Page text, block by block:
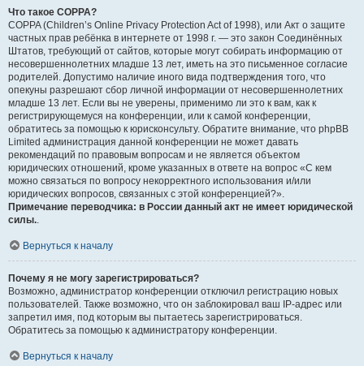
Что такое COPPA?
COPPA (Children’s Online Privacy Protection Act of 1998), или Акт о защите
частных прав ребёнка в интернете от 1998 г. — это закон Соединённых
Штатов, требующий от сайтов, которые могут собирать информацию от
несовершеннолетних младше 13 лет, иметь на это письменное согласие
родителей. Допустимо наличие иного вида подтверждения того, что
опекуны разрешают сбор личной информации от несовершеннолетних
младше 13 лет. Если вы не уверены, применимо ли это к вам, как к
регистрирующемуся на конференции, или к самой конференции,
обратитесь за помощью к юрисконсульту. Обратите внимание, что phpBB
Limited администрация данной конференции не может давать
рекомендаций по правовым вопросам и не является объектом
юридических отношений, кроме указанных в ответе на вопрос «С кем
можно связаться по вопросу некорректного использования и/или
юридических вопросов, связанных с этой конференцией?».
Примечание переводчика: в России данный акт не имеет юридической
силы..
Вернуться к началу
Почему я не могу зарегистрироваться?
Возможно, администратор конференции отключил регистрацию новых
пользователей. Также возможно, что он заблокировал ваш IP-адрес или
запретил имя, под которым вы пытаетесь зарегистрироваться.
Обратитесь за помощью к администратору конференции.
Вернуться к началу